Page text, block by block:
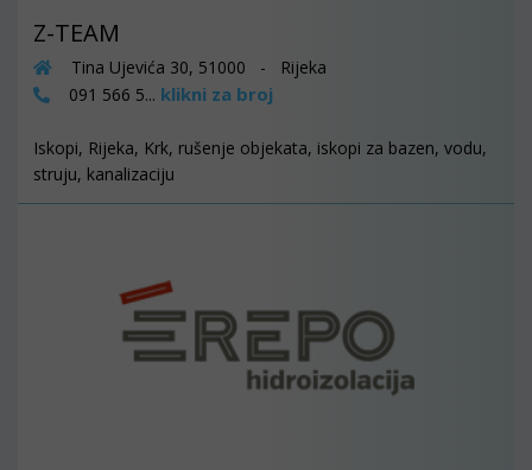
Z-TEAM
Tina Ujevića 30, 51000 - Rijeka
091 566 5... klikni za broj
Iskopi, Rijeka, Krk, rušenje objekata, iskopi za bazen, vodu,
struju, kanalizaciju